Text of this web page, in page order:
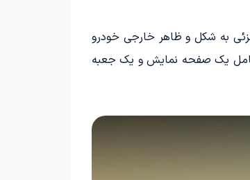
به شکل و ظاهر خارجی خودرو
شامل یک صفحه نمایش و یک جعبه